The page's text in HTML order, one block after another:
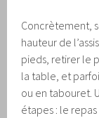
Concrètement,
hauteur de
pieds, retirer le
la table, et
ou en tabouret.
étapes : le